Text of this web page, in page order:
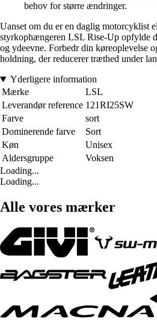
behov for større ændringer.
Uanset om du er en daglig motorcyklist
styrkophængeren LSL Rise-Up opfylde
og ydeevne. Forbedr din køreoplevelse
holdning, der reducerer træthed under
Yderligere information
Mærke
LSL
Leverandør reference 121RI25SW
Farve
sort
Dominerende farve
Sort
Køn
Unisex
Aldersgruppe
Voksen
Loading...
Loading...
Alle vores mærker